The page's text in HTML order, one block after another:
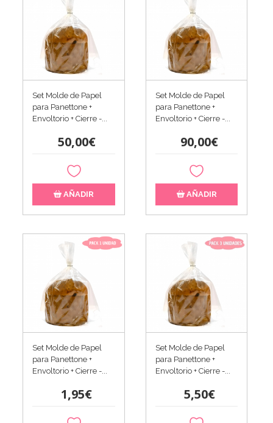
Set Molde de Papel
para Panettone +
Envoltorio + Cierre -...
50,00€
AÑADIR
Set Molde de Papel
para Panettone +
Envoltorio + Cierre -...
90,00€
AÑADIR
Set Molde de Papel
para Panettone +
Envoltorio + Cierre -...
1,95€
Set Molde de Papel
para Panettone +
Envoltorio + Cierre -...
5,50€